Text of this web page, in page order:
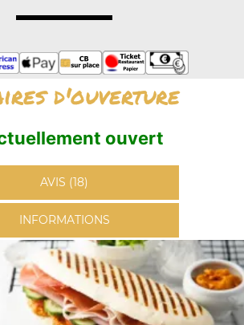
d'ouverture
ouvert
AVIS (18)
INFORMATIONS